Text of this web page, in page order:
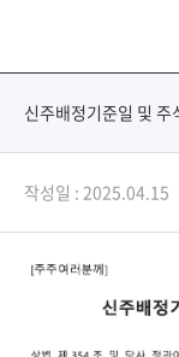
신주배정기준일 및
작성일 : 2025.04.15